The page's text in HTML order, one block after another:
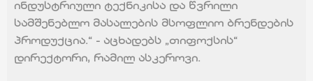
ინდუსტრიული ტექნიკისა და წვრილი
სამშენებლო მასალების მსოფლიო ბრენდების
პროდუქცია.“ - აცხადებს „თიფოქსის“
დირექტორი, რამილ ასკეროვი.